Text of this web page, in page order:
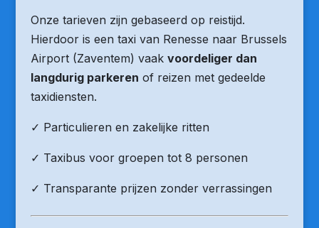
Onze tarieven zijn gebaseerd op reistijd.
Hierdoor is een taxi van Renesse naar Brussels
Airport (Zaventem) vaak voordeliger dan
langdurig parkeren of reizen met gedeelde
taxidiensten.
✓ Particulieren en zakelijke ritten
✓ Taxibus voor groepen tot 8 personen
✓ Transparante prijzen zonder verrassingen